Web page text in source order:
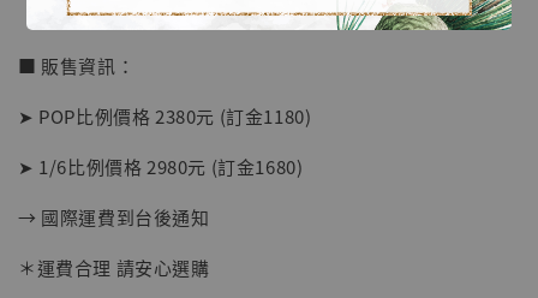
【店內現貨】海賊王 系列蒐藏雕像 布魯克達
摩 [7STARS Studio]
NT$ 1,500
■ 販售資訊：
➤ POP比例價格 2380元 (訂金1180)
➤ 1/6比例價格 2980元 (訂金1680)
→ 國際運費到台後通知
＊運費合理 請安心選購